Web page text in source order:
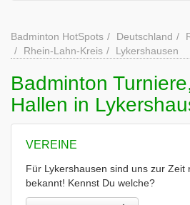
Badminton HotSpots Deutschland
Rhein-Lahn-Kreis
Lykershausen
Badminton
Hallen in
VEREINE
Für Lykershausen sind uns zur Zeit
bekannt! Kennst Du welche?